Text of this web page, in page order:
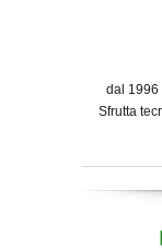
dal 1996
Sfrutta